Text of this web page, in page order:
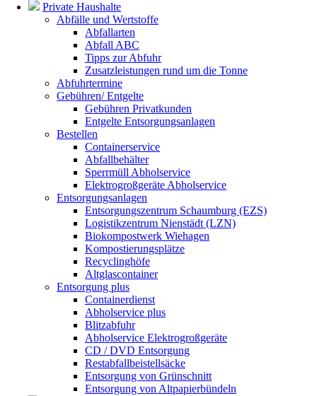
Private Haushalte
Abfälle und Wertstoffe
Abfallarten
Abfall ABC
Tipps zur Abfuhr
Zusatzleistungen rund um die Tonne
Abfuhrtermine
Gebühren/ Entgelte
Gebühren Privatkunden
Entgelte Entsorgungsanlagen
Bestellen
Containerservice
Abfallbehälter
Sperrmüll Abholservice
Elektrogroßgeräte Abholservice
Entsorgungsanlagen
Entsorgungszentrum Schaumburg (EZS)
Logistikzentrum Nienstädt (LZN)
Biokompostwerk Wiehagen
Kompostierungsplätze
Recyclinghöfe
Altglascontainer
Entsorgung plus
Containerdienst
Abholservice plus
Blitzabfuhr
Abholservice Elektrogroßgeräte
CD / DVD Entsorgung
Restabfallbeistellsäcke
Entsorgung von Grünschnitt
Entsorgung von Altpapierbündeln